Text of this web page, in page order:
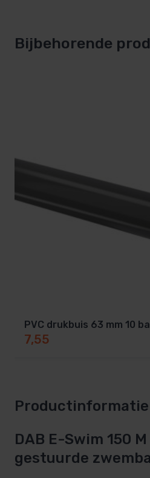
Bijbehorende
PVC drukbuis 63 mm 10
7,55
Productinformatie
DAB E-Swim 150
gestuurde